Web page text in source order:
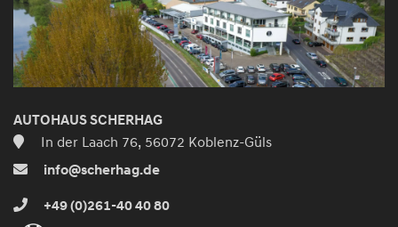
AUTOHAUS SCHERHAG
In der Laach 76, 56072 Koblenz-Güls
info@scherhag.de
+49 (0)261-40 40 80